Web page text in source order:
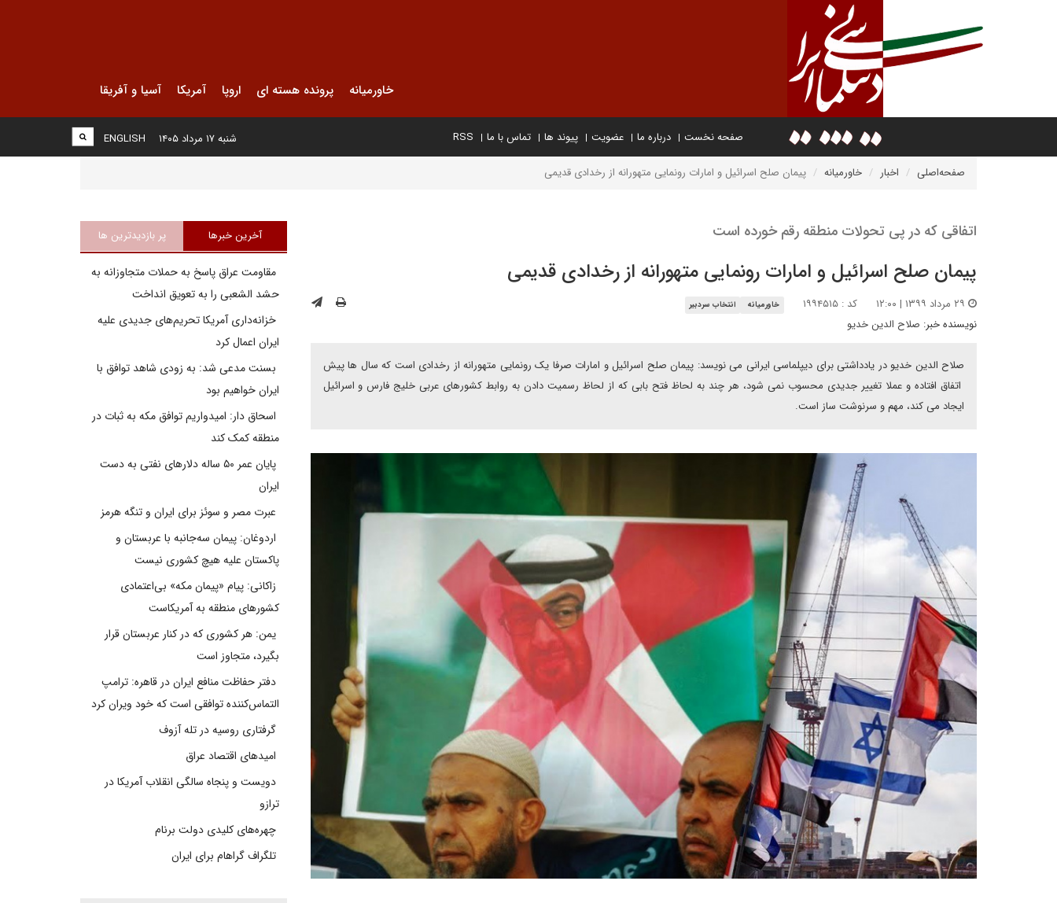
خاورمیانه پرونده هسته ای اروپا آمریکا آسیا و آفریقا
صفحه نخست درباره ما عضویت پیوند ها تماس با ما RSS
ENGLISH شنبه ۱۷ مرداد ۱۴۰۵
صفحه‌اصلی اخبار خاورمیانه پیمان صلح اسرائیل و امارات رونمایی متهورانه از رخدادی قدیمی
اتفاقی که در پی تحولات منطقه رقم خورده است
پیمان صلح اسرائیل و امارات رونمایی متهورانه از رخدادی قدیمی
کد : ۱۹۹۴۵۱۵ خاورمیانه انتخاب سردبیر
نویسنده خبر: صلاح الدین خدیو
صلاح الدین خدیو در یادداشتی برای دیپلماسی ایرانی می نویسد: پیمان صلح اسرائیل و امارات صرفا یک رونمایی متهورانه از رخدادی است که سال ها پیش
اتفاق افتاده و عملا تغییر جدیدی محسوب نمی شود، هر چند به لحاظ فتح بابی که از لحاظ رسمیت دادن به روابط کشورهای عربی خلیج فارس و اسرائیل
ایجاد می کند، مهم و سرنوشت ساز است.
آخرین خبرها پر بازدیدترین ها
مقاومت عراق پاسخ به حملات متجاوزانه به
حشد الشعبی را به تعویق انداخت
خزانه‌داری آمریکا تحریم‌های جدیدی علیه
ایران اعمال کرد
بسنت مدعی شد: به زودی شاهد توافق با
ایران خواهیم بود
اسحاق دار: امیدواریم توافق مکه به ثبات در
منطقه کمک کند
پایان عمر ۵۰ ساله دلارهای نفتی به دست
ایران
عبرت مصر و سوئز برای ایران و تنگه هرمز
اردوغان: پیمان سه‌جانبه با عربستان و
پاکستان علیه هیچ کشوری نیست
زاکانی: پیام «پیمان مکه» بی‌اعتمادی
کشورهای منطقه به آمریکاست
یمن: هر کشوری که در کنار عربستان قرار
بگیرد، متجاوز است
دفتر حفاظت منافع ایران در قاهره: ترامپ
التماس‌کننده توافقی است که خود ویران کرد
گرفتاری روسیه در تله آزوف
امیدهای اقتصاد عراق
دویست و پنجاه سالگی انقلاب آمریکا در
ترازو
چهره‌های کلیدی دولت برنام
تلگراف گراهام برای ایران